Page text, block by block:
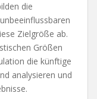
die
Zielgröße ab.
Größen
die künftige
analysieren und